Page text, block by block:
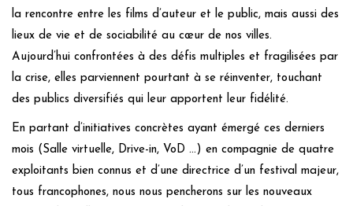
la rencontre entre les films d’auteur et le public, mais aussi des
lieux de vie et de sociabilité au cœur de nos villes.
Aujourd’hui confrontées à des défis multiples et fragilisées par
la crise, elles parviennent pourtant à se réinventer, touchant
des publics diversifiés qui leur apportent leur fidélité.
En partant d’initiatives concrètes ayant émergé ces derniers
mois (Salle virtuelle, Drive-in, VoD …) en compagnie de quatre
exploitants bien connus et d’une directrice d’un festival majeur,
tous francophones, nous nous pencherons sur les nouveaux